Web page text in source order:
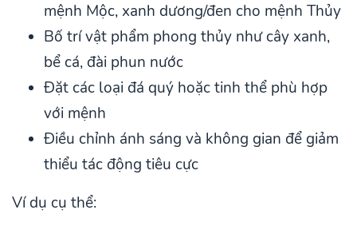
mệnh Mộc, xanh dương/đen cho mệnh Thủy
Bố trí vật phẩm phong thủy như cây xanh,
bể cá, đài phun nước
Đặt các loại đá quý hoặc tinh thể phù hợp
với mệnh
Điều chỉnh ánh sáng và không gian để giảm
thiểu tác động tiêu cực
Ví dụ cụ thể: